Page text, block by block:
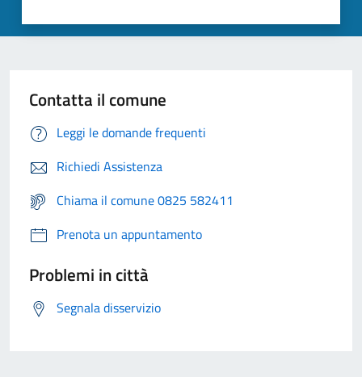
Contatta il comune
Leggi le domande frequenti
Richiedi Assistenza
Chiama il comune 0825 582411
Prenota un appuntamento
Problemi in città
Segnala disservizio